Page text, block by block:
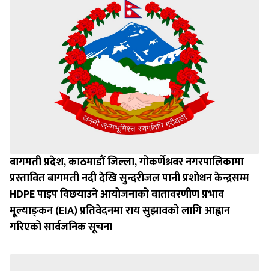
बागमती प्रदेश, काठमाडौं जिल्ला, गोकर्णेश्रवर नगरपालिकामा
प्रस्तावित बागमती नदी देखि सुन्दरीजल पानी प्रशोधन केन्द्रसम्म
HDPE पाइप विछयाउने आयोजनाको वातावरणीण प्रभाव
मू्ल्याङ्‍कन (EIA) प्रतिवेदनमा राय सुझावको लागि आह्वान